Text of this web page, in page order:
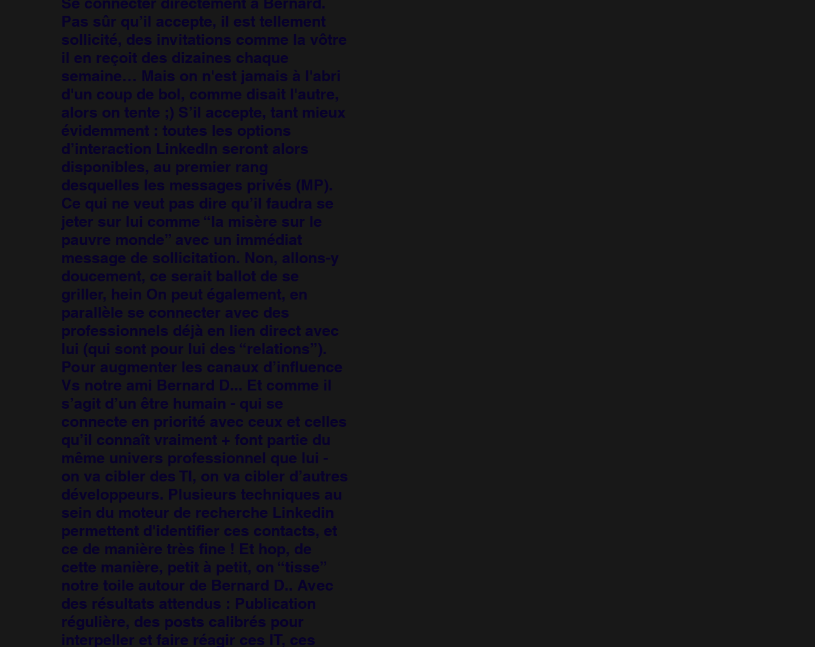
Pas sûr qu’il accepte, il est tellement
sollicité, des invitations comme la vôtre
il en reçoit des dizaines chaque
semaine… Mais on n'est jamais à l'abri
d'un coup de bol, comme disait l'autre,
alors on tente ;) S’il accepte, tant mieux
évidemment : toutes les options
d’interaction LinkedIn seront alors
disponibles, au premier rang
desquelles les messages privés (MP).
Ce qui ne veut pas dire qu’il faudra se
jeter sur lui comme “la misère sur le
pauvre monde” avec un immédiat
message de sollicitation. Non, allons-y
doucement, ce serait ballot de se
griller, hein On peut également, en
parallèle se connecter avec des
professionnels déjà en lien direct avec
lui (qui sont pour lui des “relations”).
Pour augmenter les canaux d’influence
Vs notre ami Bernard D... Et comme il
s’agit d’un être humain - qui se
connecte en priorité avec ceux et celles
qu’il connaît vraiment + font partie du
même univers professionnel que lui -
on va cibler des TI, on va cibler d’autres
développeurs. Plusieurs techniques au
sein du moteur de recherche Linkedin
permettent d'identifier ces contacts, et
ce de manière très fine ! Et hop, de
cette manière, petit à petit, on “tisse”
notre toile autour de Bernard D.. Avec
des résultats attendus : Publication
régulière, des posts calibrés pour
interpeller et faire réagir ces IT, ces